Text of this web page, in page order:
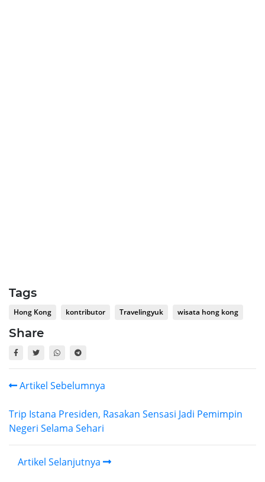
Tags
Hong Kong kontributor Travelingyuk wisata hong kong
Share
Artikel Sebelumnya
Trip Istana Presiden, Rasakan Sensasi Jadi Pemimpin
Negeri Selama Sehari
Artikel Selanjutnya